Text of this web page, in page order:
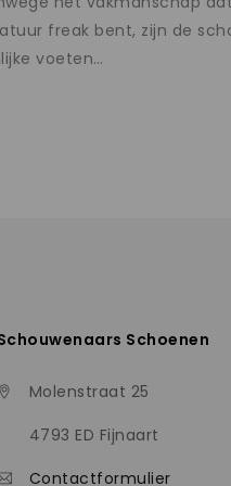
freak bent, zijn de
voeten…
Schoenen
Molenstraat 25
4793 ED Fijnaart
Contactformulier